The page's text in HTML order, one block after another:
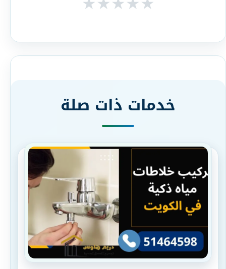
خدمات ذات صلة